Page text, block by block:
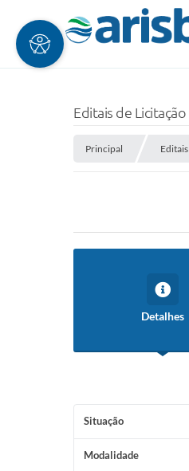
Editais de Licitação
Principal Editais
Detalhes
Situação
Modalidade